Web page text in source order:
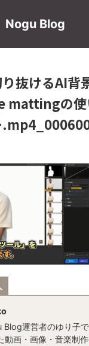
Nogu Blog
抜けるAI背
mattingの使
Blog運営者のゆり子
動画・画像・音楽制作